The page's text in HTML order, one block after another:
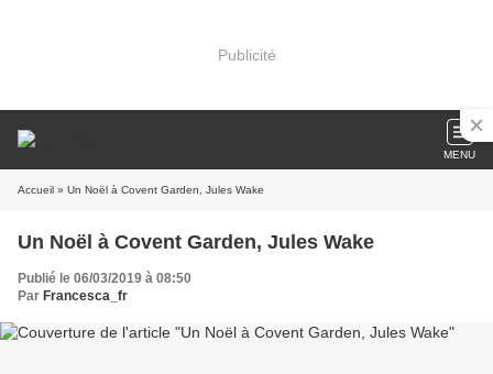
Publicité
MENU
Accueil » Un Noël à Covent Garden, Jules Wake
Un Noël à Covent Garden, Jules Wake
Publié le 06/03/2019 à 08:50
Par Francesca_fr